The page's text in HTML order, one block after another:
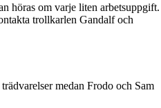
höras om varje liten arbetsuppgift.
trollkarlen Gandalf och
medan Frodo och Sam